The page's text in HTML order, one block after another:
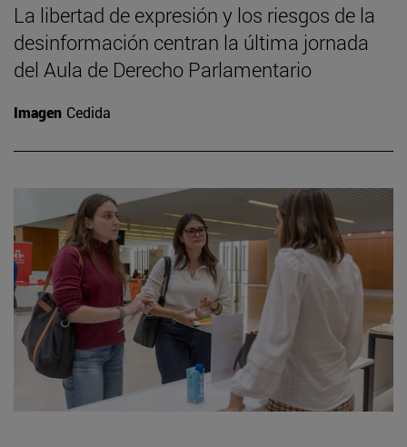
La libertad de expresión y los riesgos de la
desinformación centran la última jornada
del Aula de Derecho Parlamentario
Imagen Cedida